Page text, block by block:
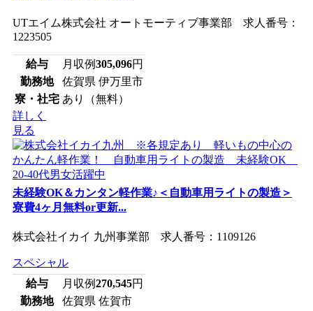
UTエイム株式会社 オートモーティブ事業部 求人番号：
1223505
給与 月収例305,096円
勤務地
佐賀県 伊万里市
寮・社宅 あり（無料）
詳しく
見る
未経験OK＆カンタン軽作業♪＜自動車用ライトの製造＞
寮費4ヶ月無料or更新...
株式会社イカイ 九州事業部 求人番号：1109126
スペシャル
給与
月収例270,545円
勤務地
佐賀県 佐賀市